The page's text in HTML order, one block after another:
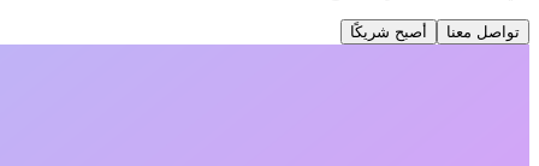
تواصل معنا أصبح شريكًا